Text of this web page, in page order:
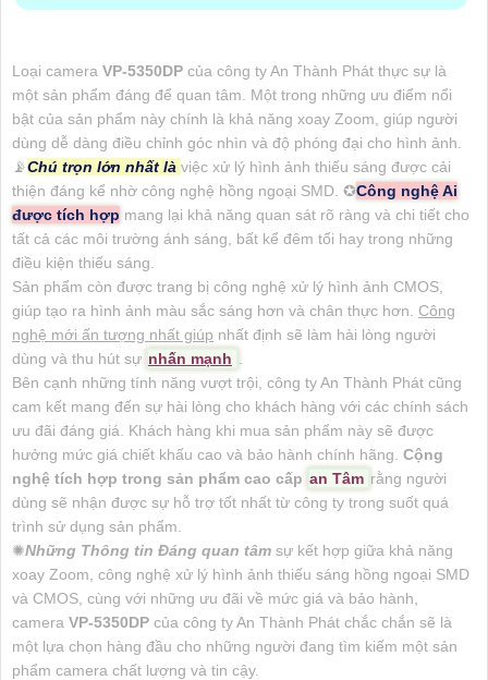
Loại camera VP-5350DP của công ty An Thành Phát thực sự là
một sản phẩm đáng để quan tâm. Một trong những ưu điểm nổi
bật của sản phẩm này chính là khả năng xoay Zoom, giúp người
dùng dễ dàng điều chỉnh góc nhìn và độ phóng đại cho hình ảnh.
📡Chú trọn lớn nhất là việc xử lý hình ảnh thiếu sáng được cải
thiện đáng kể nhờ công nghệ hồng ngoại SMD. ✪Công nghệ Ai
được tích hợp mang lại khả năng quan sát rõ ràng và chi tiết cho
tất cả các môi trường ánh sáng, bất kể đêm tối hay trong những
điều kiện thiếu sáng.
Sản phẩm còn được trang bị công nghệ xử lý hình ảnh CMOS,
giúp tạo ra hình ảnh màu sắc sáng hơn và chân thực hơn. Công
nghệ mới ấn tượng nhất giúp nhất định sẽ làm hài lòng người
dùng và thu hút sự nhấn mạnh
Bên cạnh những tính năng vượt trội, công ty An Thành Phát cũng
cam kết mang đến sự hài lòng cho khách hàng với các chính sách
ưu đãi đáng giá. Khách hàng khi mua sản phẩm này sẽ được
hưởng mức giá chiết khấu cao và bảo hành chính hãng. Cộng
nghệ tích hợp trong sản phẩm cao cấp an Tâm rằng người
dùng sẽ nhận được sự hỗ trợ tốt nhất từ công ty trong suốt quá
trình sử dụng sản phẩm.
✺Những Thông tin Đáng quan tâm sự kết hợp giữa khả năng
xoay Zoom, công nghệ xử lý hình ảnh thiếu sáng hồng ngoại SMD
và CMOS, cùng với những ưu đãi về mức giá và bảo hành,
camera VP-5350DP của công ty An Thành Phát chắc chắn sẽ là
một lựa chọn hàng đầu cho những người đang tìm kiếm một sản
phẩm camera chất lượng và tin cậy.